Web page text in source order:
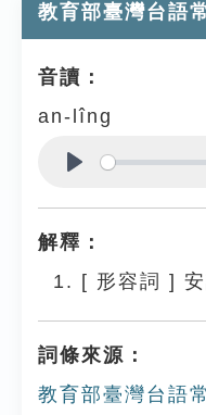
教育部臺灣台語
音讀：
an-lîng
解釋：
[ 形容詞 ]
詞條來源：
教育部臺灣台語